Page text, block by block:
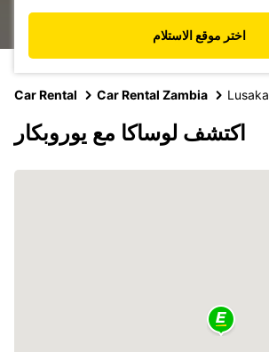
اختر موقع الاستلام
Car Rental Car Rental Zambia Lusaka
اكتشف لوساكا مع يوروبكار